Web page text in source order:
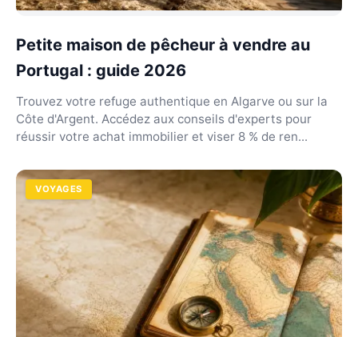
Petite maison de pêcheur à vendre au
Portugal : guide 2026
Trouvez votre refuge authentique en Algarve ou sur la
Côte d'Argent. Accédez aux conseils d'experts pour
réussir votre achat immobilier et viser 8 % de ren...
VOYAGES